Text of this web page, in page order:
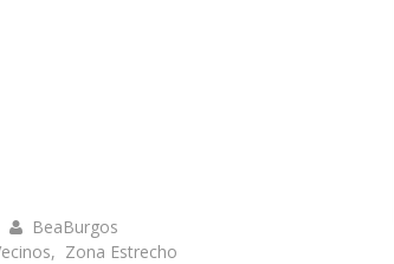
BeaBurgos
, Zona Estrecho